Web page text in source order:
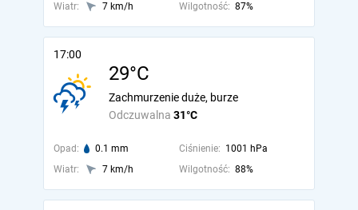
Wiatr:
7 km/h Wilgotność: 87%
17:00
29°C
Odczuwalna 31°C
Zachmurzenie duże, burze
Opad: 0.1 mm Ciśnienie: 1001 hPa
Wiatr:
7 km/h Wilgotność: 88%